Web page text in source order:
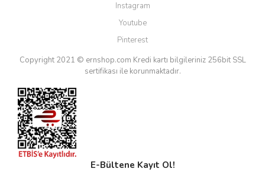
Instagram
Youtube
Pinterest
Copyright 2021 © ernshop.com Kredi kartı bilgileriniz 256bit SSL
sertifikası ile korunmaktadır.
E-Bültene Kayıt Ol!